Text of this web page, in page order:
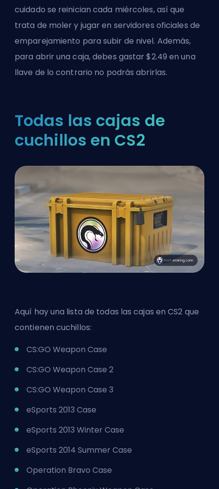
cuidado se reinician cada miércoles, así que
trata de moler y jugar en servidores oficiales de
emparejamiento para subir de nivel. Además,
para abrir una caja, debes gastar $2.49 en una
llave de lo contrario no podrás abrirlas.
Todas las cajas de
cuchillos en CS2
Aquí hay una lista de todas las cajas en CS2 que
contienen cuchillos:
CS:GO Weapon Case
CS:GO Weapon Case 2
CS:GO Weapon Case 3
eSports 2013 Case
eSports 2013 Winter Case
eSports 2014 Summer Case
Operation Bravo Case